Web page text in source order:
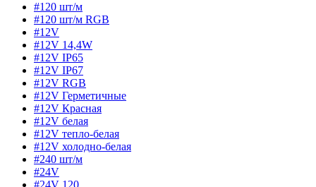
#120 шт/м
#120 шт/м RGB
#12V
#12V 14,4W
#12V IP65
#12V IP67
#12V RGB
#12V Герметичные
#12V Красная
#12V белая
#12V тепло-белая
#12V холодно-белая
#240 шт/м
#24V